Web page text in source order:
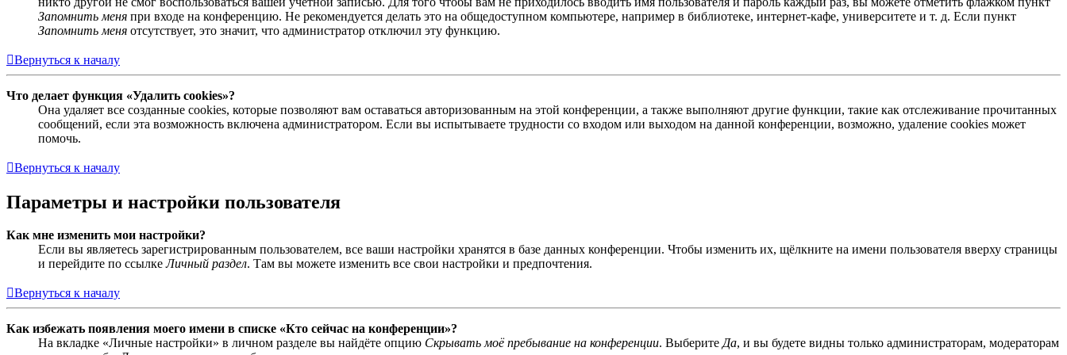
Запомнить меня при входе на конференцию. Не рекомендуется делать это на общедоступном компьютере, например в библиотеке, интернет-кафе, университете и т. д. Если пункт
Запомнить меня отсутствует, это значит, что администратор отключил эту функцию.
Вернуться к началу
Что делает функция «Удалить cookies»?
Она удаляет все созданные cookies, которые позволяют вам оставаться авторизованным на этой конференции, а также выполняют другие функции, такие как отслеживание прочитанных
сообщений, если эта возможность включена администратором. Если вы испытываете трудности со входом или выходом на данной конференции, возможно, удаление cookies может
помочь.
Вернуться к началу
Параметры и настройки пользователя
Как мне изменить мои настройки?
Если вы являетесь зарегистрированным пользователем, все ваши настройки хранятся в базе данных конференции. Чтобы изменить их, щёлкните на имени пользователя вверху страницы
и перейдите по ссылкеЛичный раздел. Там вы можете изменить все свои настройки и предпочтения.
Вернуться к началу
Как избежать появления моего имени в списке «Кто сейчас на конференции»?
На вкладке «Личные настройки» в личном разделе вы найдёте опцию Скрывать моё пребывание на конференции. ВыберитеДа, и вы будете видны только администраторам, модераторам